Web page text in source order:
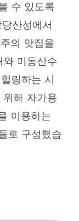
수 있도록
산성에서
의 맛집을
와 미동산수
링하는 시
위해 자가용
이용하는
로 구성했습